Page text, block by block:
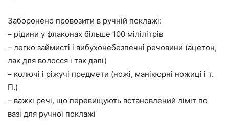
Заборонено провозити в ручній поклажі:
– рідини у флаконах більше 100 мілілітрів
– легко займисті і вибухонебезпечні речовини (ацетон,
лак для волосся і так далі)
– колючі і ріжучі предмети (ножі, манікюрні ножиці і т.
П.)
– важкі речі, що перевищують встановлений ліміт по
вазі для ручної поклажі